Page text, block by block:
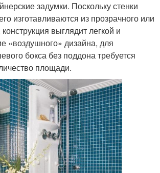
задумки. Поскольку стенки
изготавливаются из прозрачного или
выглядит легкой и
«воздушного» дизайна, для
бокса без поддона требуется
площади.